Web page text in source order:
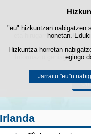
Webgune honek berezko
eta hirugarrenen cookie-
Informazio gehiago lor
"eu" hizkuntzan nabigatzen
honetan.
Hizkuntza horretan
egingo
Jarraitu "eu"n
Irlanda